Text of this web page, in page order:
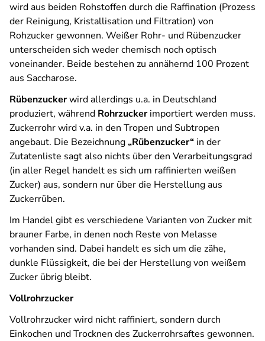
wird aus beiden Rohstoffen durch die Raffination (Prozess
der Reinigung, Kristallisation und Filtration) von
Rohzucker gewonnen. Weißer Rohr- und Rübenzucker
unterscheiden sich weder chemisch noch optisch
voneinander. Beide bestehen zu annähernd 100 Prozent
aus Saccharose.
Rübenzuckerwird allerdings u.a. in Deutschland
produziert, während Rohrzuckerimportiert werden muss.
Zuckerrohr wird v.a. in den Tropen und Subtropen
angebaut. Die Bezeichnung„Rübenzucker“ in der
Zutatenliste sagt also nichts über den Verarbeitungsgrad
(in aller Regel handelt es sich um raffinierten weißen
Zucker) aus, sondern nur über die Herstellung aus
Zuckerrüben.
Im Handel gibt es verschiedene Varianten von Zucker mit
brauner Farbe, in denen noch Reste von Melasse
vorhanden sind. Dabei handelt es sich um die zähe,
dunkle Flüssigkeit, die bei der Herstellung von weißem
Zucker übrig bleibt.
Vollrohrzucker
Vollrohrzuckerwird nicht raffiniert, sondern durch
Einkochen und Trocknen des Zuckerrohrsaftes gewonnen.